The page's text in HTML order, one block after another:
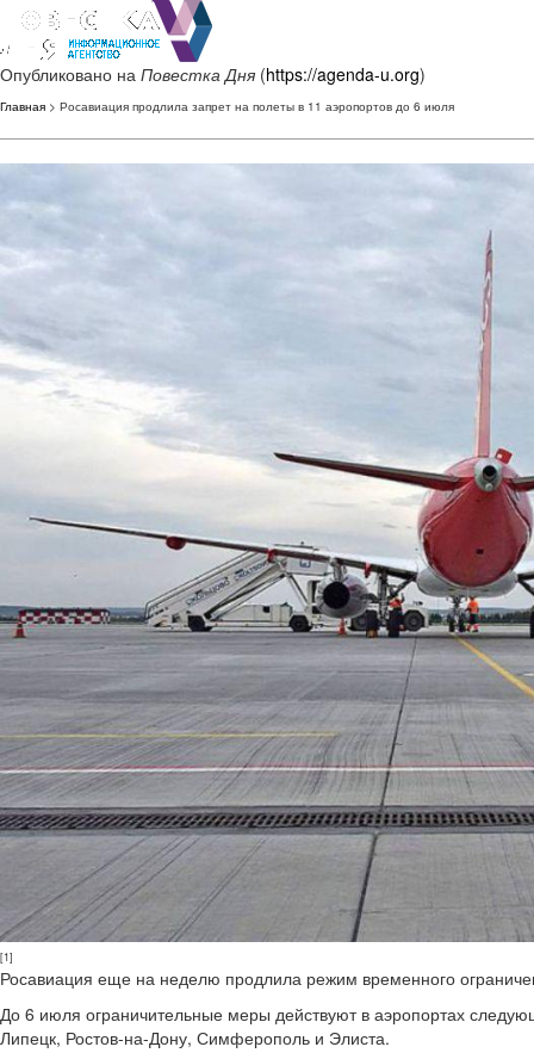
Опубликовано на Повестка Дня (https://agenda-u.org)
Главная > Росавиация продлила запрет на полеты в 11 аэропортов до 6 июля
[1]
Росавиация еще на неделю продлила режим временного
До 6 июля ограничительные меры действуют в аэропортах
Липецк, Ростов-на-Дону, Симферополь и Элиста.